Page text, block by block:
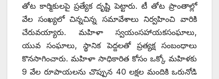
తోట కార్మికులపై ప్రత్యేక దృష్టి పెట్టారు. టీ తోట ప్రాంతాల్లో
వేల సంఖ్యలో చిన్నచిన్న సమావేశాలు నిర్వహించి వారికి
చేరువయ్యారు. మహిళా స్వయంసహాయకసంఘాలు,
యువ సంఘాలు, స్థానిక పెద్దలతో ప్రత్యక్ష సంబంధాలు
కొనసాగించారు. మహిళా సాధికారిత కోసం ఒక్కో మహిళకు
9 వేల రూపాయలను చొప్పున 40 లక్షల మందికి ఒరునోడి